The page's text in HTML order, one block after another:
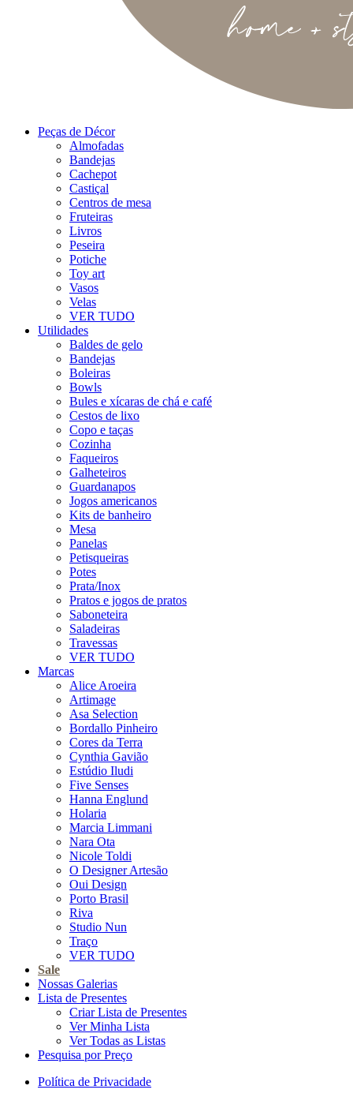
Peças de Décor
Almofadas
Bandejas
Cachepot
Castiçal
Centros de mesa
Fruteiras
Livros
Peseira
Potiche
Toy art
Vasos
Velas
VER TUDO
Utilidades
Baldes de gelo
Bandejas
Boleiras
Bowls
Bules e xícaras de chá e café
Cestos de lixo
Copo e taças
Cozinha
Faqueiros
Galheteiros
Guardanapos
Jogos americanos
Kits de banheiro
Mesa
Panelas
Petisqueiras
Potes
Prata/Inox
Pratos e jogos de pratos
Saboneteira
Saladeiras
Travessas
VER TUDO
Marcas
Alice Aroeira
Artimage
Asa Selection
Bordallo Pinheiro
Cores da Terra
Cynthia Gavião
Estúdio Iludi
Five Senses
Hanna Englund
Holaria
Marcia Limmani
Nara Ota
Nicole Toldi
O Designer Artesão
Oui Design
Porto Brasil
Riva
Studio Nun
Traço
VER TUDO
Sale
Nossas Galerias
Lista de Presentes
Criar Lista de Presentes
Ver Minha Lista
Ver Todas as Listas
Pesquisa por Preço
Política de Privacidade